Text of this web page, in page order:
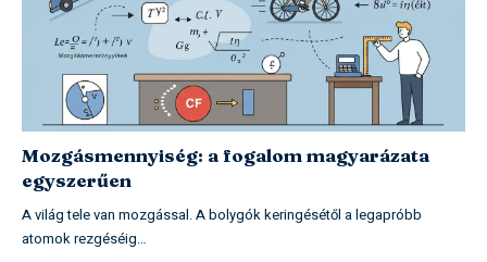
Mozgásmennyiség: a fogalom magyarázata
egyszerűen
A világ tele van mozgással. A bolygók keringésétől a legapróbb
atomok rezgéséig…